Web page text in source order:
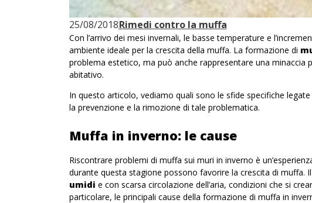
25/08/2018Rimedi contro la muffa
Con l’arrivo dei mesi invernali, le basse temperature e
ambiente ideale per la crescita della muffa. La formazione di
problema estetico, ma può anche rappresentare una minaccia
abitativo.
In questo articolo, vediamo quali sono le sfide specifiche
la prevenzione e la rimozione di tale problematica.
Muffa in inverno: le cause
Riscontrare problemi di muffa sui muri in inverno è
durante questa stagione possono favorire la crescita di muffa.
umidi e con scarsa circolazione dell’aria, condizioni che si
particolare, le principali cause della formazione di muffa in